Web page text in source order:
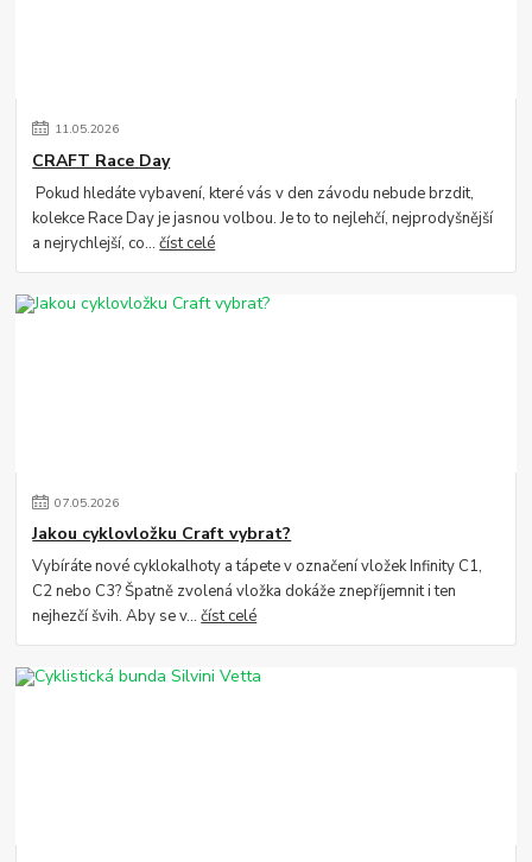
11.05.2026
CRAFT Race Day
Pokud hledáte vybavení, které vás v den závodu nebude brzdit,
kolekce Race Day je jasnou volbou. Je to to nejlehčí, nejprodyšnější
a nejrychlejší, co...číst celé
07.05.2026
Jakou cyklovložku Craft vybrat?
Vybíráte nové cyklokalhoty a tápete v označení vložek Infinity C1,
C2 nebo C3? Špatně zvolená vložka dokáže znepříjemnit i ten
nejhezčí švih. Aby se v...číst celé